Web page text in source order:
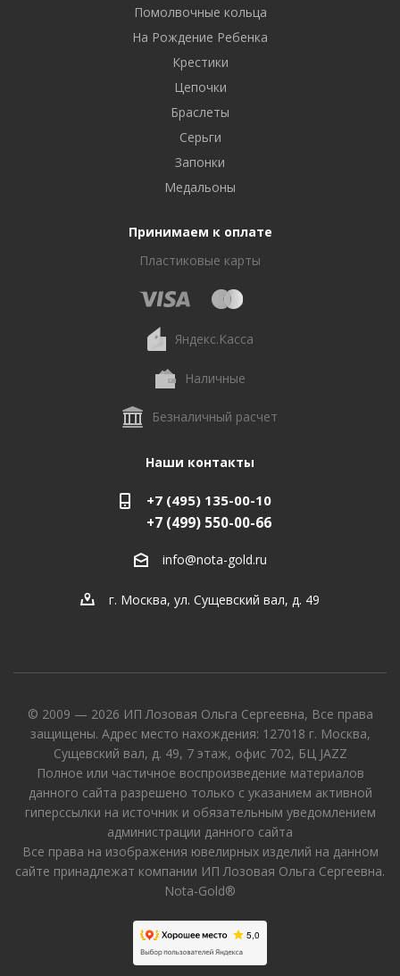
Помолвочные кольца
На Рождение Ребенка
Крестики
Цепочки
Браслеты
Серьги
Запонки
Медальоны
Принимаем к оплате
Пластиковые карты
Яндекс.Касса
Наличные
Безналичный расчет
Наши контакты
+7 (495) 135-00-10
+7 (499) 550-00-66
info@nota-gold.ru
г. Москва, ул. Сущевский вал, д. 49
© 2009 — 2026 ИП Лозовая Ольга Сергеевна, Все права
защищены. Адрес место нахождения: 127018 г. Москва,
Сущевский вал, д. 49, 7 этаж, офис 702, БЦ JAZZ
Полное или частичное воспроизведение материалов
данного сайта разрешено только с указанием активной
гиперссылки на источник и обязательным уведомлением
администрации данного сайта
Все права на изображения ювелирных изделий на данном
сайте принадлежат компании ИП Лозовая Ольга Сергеевна.
Nota-Gold®